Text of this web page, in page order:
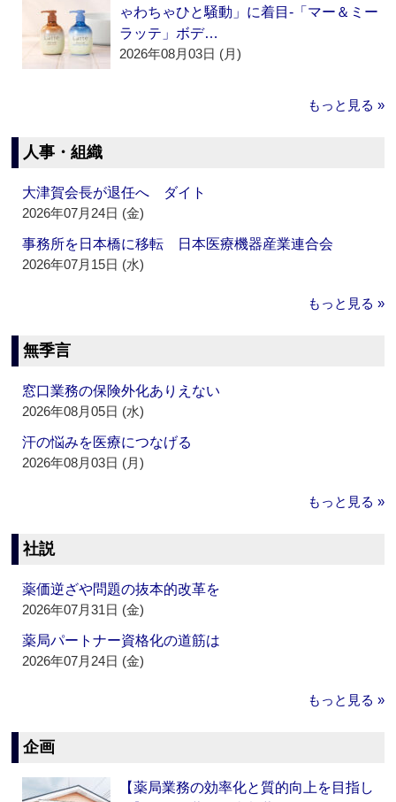
ゃわちゃひと騒動」に着目‐「マー＆ミー
ラッテ」ボデ…
2026年08月03日 (月)
もっと見る »
人事・組織
大津賀会長が退任へ ダイト
2026年07月24日 (金)
事務所を日本橋に移転 日本医療機器産業連合会
2026年07月15日 (水)
もっと見る »
無季言
窓口業務の保険外化ありえない
2026年08月05日 (水)
汗の悩みを医療につなげる
2026年08月03日 (月)
もっと見る »
社説
薬価逆ざや問題の抜本的改革を
2026年07月31日 (金)
薬局パートナー資格化の道筋は
2026年07月24日 (金)
もっと見る »
企画
【薬局業務の効率化と質的向上を目指し